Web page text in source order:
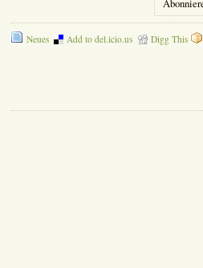
Neues Add to del.icio.us Digg This